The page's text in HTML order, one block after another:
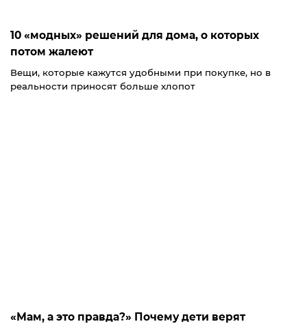
10 «модных» решений для дома, о которых
потом жалеют
Вещи, которые кажутся удобными при покупке, но в
реальности приносят больше хлопот
«Мам, а это правда?» Почему дети верят